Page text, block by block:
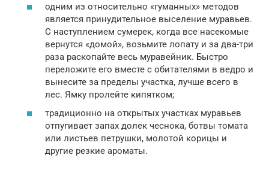
одним из относительно «гуманных» методов
является принудительное выселение муравьев.
С наступлением сумерек, когда все насекомые
вернутся «домой», возьмите лопату и за два-три
раза раскопайте весь муравейник. Быстро
переложите его вместе с обитателями в ведро и
вынесите за пределы участка, лучше всего в
лес. Ямку пролейте кипятком;
традиционно на открытых участках муравьев
отпугивает запах долек чеснока, ботвы томата
или листьев петрушки, молотой корицы и
другие резкие ароматы.